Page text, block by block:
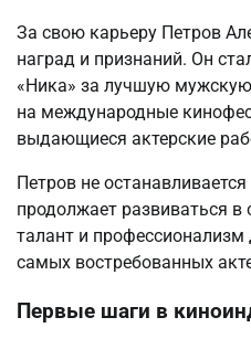
За свою карьеру Петров
наград и признаний. Он
«Ника» за лучшую
на международные
выдающиеся актерские
Петров не
продолжает развиваться в
талант и
самых востребованных
Первые шаги в